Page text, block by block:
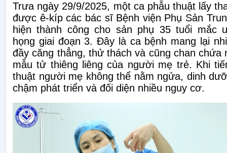
Trưa ngày 29/9/2025, một ca phẫu thuật lấy
được ê-kíp các bác sĩ Bệnh viện Phụ Sản
hiện thành công cho sản phụ 35 tuổi mắc
họng giai đoạn 3. Đây là ca bệnh mang lại
đầy căng thẳng, thử thách và cũng chan chứa
mẫu tử thiêng liêng của người mẹ trẻ. Khi
thuật người mẹ không thể nằm ngửa, dinh
chậm phát triển và đối diện nhiều nguy cơ.